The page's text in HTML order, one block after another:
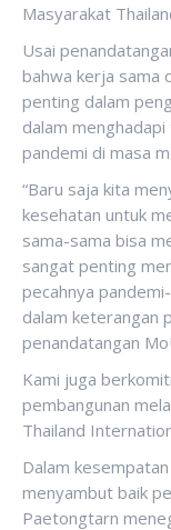
Masyarakat
Usai
bahwa kerja sama
penting dalam
dalam
pandemi di masa
“Baru saja kita
kesehatan untuk
sama-sama bisa
sangat penting
pecahnya
dalam keterangan
penandatangan
Kami juga
pembangunan
Thailand
Dalam
menyambut baik
Paetongtarn